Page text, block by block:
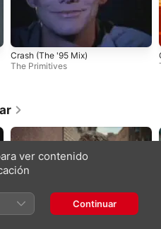
Crash (The '95 Mix)
The Primitives
Idílico
ver contenido
Continuar